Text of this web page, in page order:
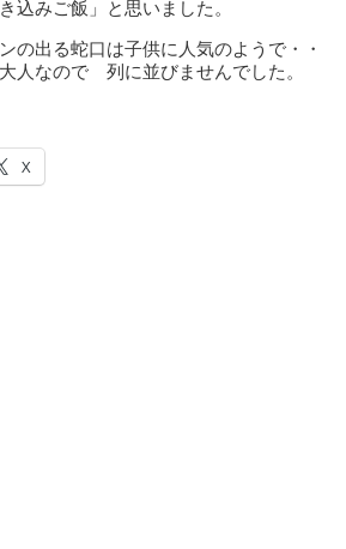
込みご飯」と思いました。
出る蛇口は子供に人気のようで・・
人なので 列に並びませんでした。
X